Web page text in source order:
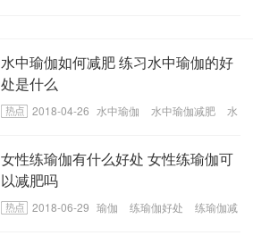
水中瑜伽如何减肥 练习水中瑜伽的好
处是什么
2018-04-26 水中瑜伽 水中瑜伽减肥
水
女性练瑜伽有什么好处 女性练瑜伽可
以减肥吗
2018-06-29 瑜伽 练瑜伽好处
练瑜伽减